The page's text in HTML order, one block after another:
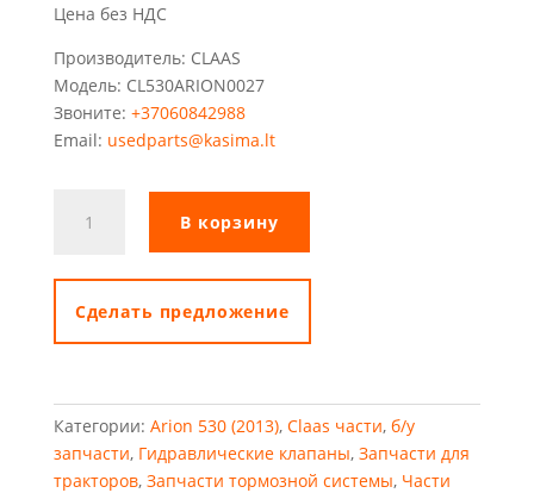
Цена без НДС
Производитель: CLAAS
Модель: CL530ARION0027
Звоните: +37060842988
Email: usedparts@kasima.lt
товара
цилиндры
Claas
с
В корзину
Cделать предложение
Категории: Arion 530 (2013), Claas части, б/у
запчасти, Гидравлические клапаны, Запчасти для
тракторов, Запчасти тормозной системы, Части